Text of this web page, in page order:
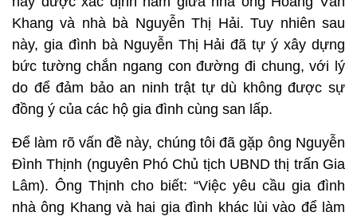
Khang và nhà bà Nguyễn Thị Hải. Tuy nhiên sau
này, gia đình bà Nguyễn Thị Hải đã tự ý xây dựng
bức tường chắn ngang con đường đi chung, với lý
do để đảm bảo an ninh trật tự dù không được sự
đồng ý của các hộ gia đình cùng san lấp.
Để làm rõ vấn đề này, chúng tôi đã gặp ông Nguyễn
Đình Thịnh (nguyên Phó Chủ tịch UBND thị trấn Gia
Lâm). Ông Thịnh cho biết: “Việc yêu cầu gia đình
nhà ông Khang và hai gia đình khác lùi vào để làm